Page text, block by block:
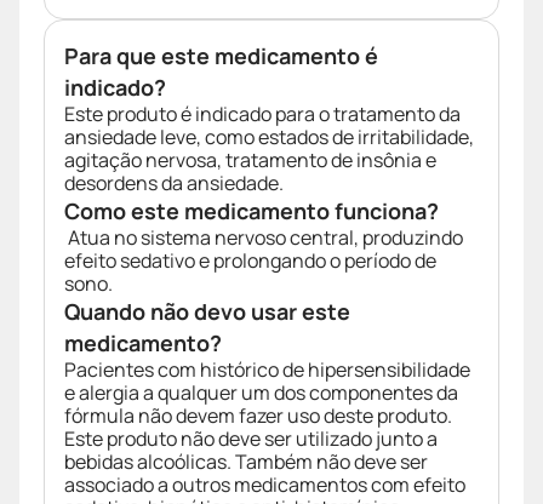
Para que este medicamento é
indicado?
Este produto é indicado para o tratamento da
ansiedade leve, como estados de irritabilidade,
agitação nervosa, tratamento de insônia e
desordens da ansiedade.
Como este medicamento funciona?
Atua no sistema nervoso central, produzindo
efeito sedativo e prolongando o período de
sono.
Quando não devo usar este
medicamento?
Pacientes com histórico de hipersensibilidade
e alergia a qualquer um dos componentes da
fórmula não devem fazer uso deste produto.
Este produto não deve ser utilizado junto a
bebidas alcoólicas. Também não deve ser
associado a outros medicamentos com efeito